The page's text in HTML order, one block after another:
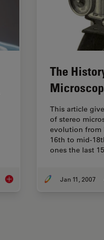
Microscope Ergonomics
The
This article
of stereo
evolution from
16th to mid-
ones the last
Jan 11, 2007